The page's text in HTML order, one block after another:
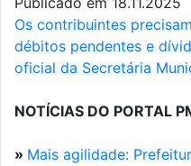
Os contribuintes
débitos pendentes e
oficial da Secretária
NOTÍCIAS DO PORTAL
» Mais agilidade: